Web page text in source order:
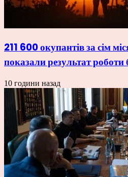
211 600 окупантів за сім
показали результат роботи
10 години назад